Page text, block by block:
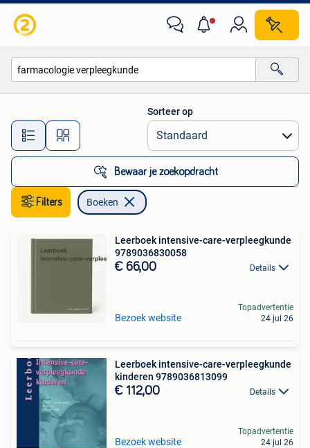
Alle afstanden…
Sorteer op
Bewaar je zoekopdracht
Filters Boeken
Leerboek intensive-care-verpleegkunde
9789036830058
€ 66,00 Details
Bezoek website
Topadvertentie
24 jul 26
Leerboek intensive-care-verpleegkunde
kinderen 9789036813099
€ 112,00 Details
Bezoek website
Topadvertentie
24 jul 26